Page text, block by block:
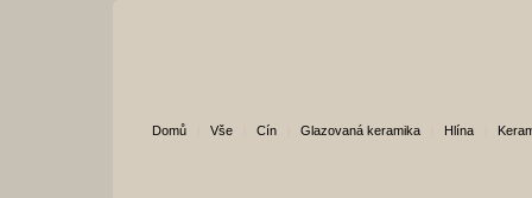
Domů Vše Cín Glazovaná keramika Hlína